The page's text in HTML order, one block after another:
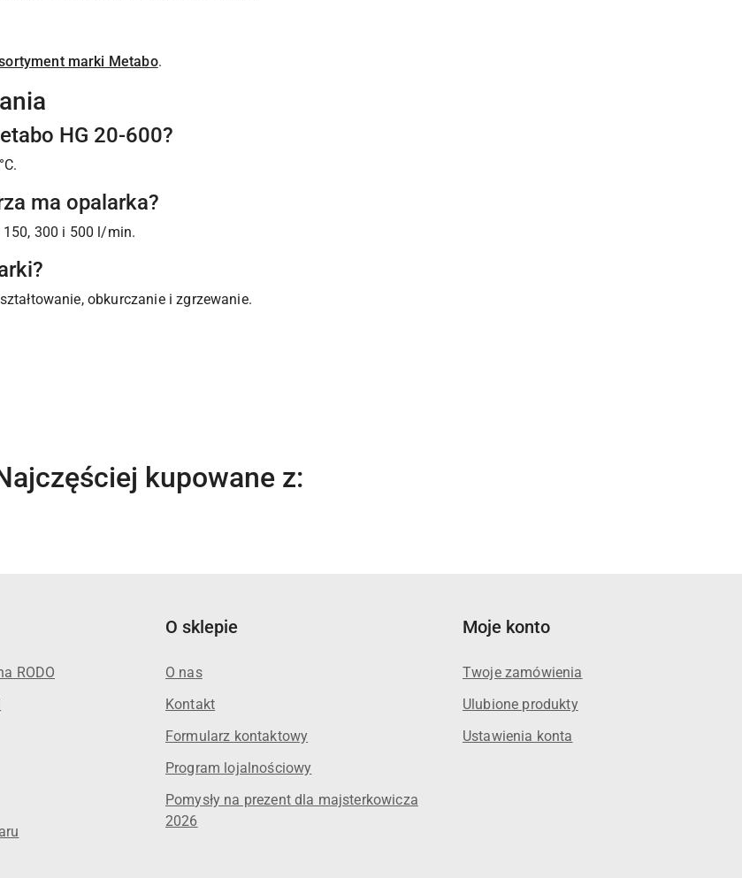
marki Metabo.
HG 20-600?
ma opalarka?
150, 300 i 500 l/min.
obkurczanie i zgrzewanie.
kupowane z:
RODO
O sklepie
O nas
Kontakt
Formularz kontaktowy
Program lojalnościowy
Pomysły na prezent dla majsterkowicza
2026
Moje konto
Twoje zamówienia
Ulubione produkty
Ustawienia konta